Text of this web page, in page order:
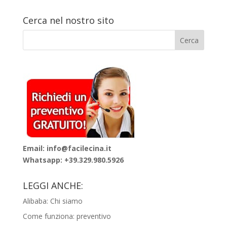
Cerca nel nostro sito
Email: info@facilecina.it
Whatsapp: +39.329.980.5926
LEGGI ANCHE:
Alibaba: Chi siamo
Come funziona: preventivo